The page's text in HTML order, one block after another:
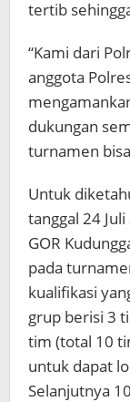
tertib
“Kami dari
anggota
dukungan
turnamen
Untuk
tanggal 24
GOR
pada
kualifikasi
grup berisi 3
tim (total 10
untuk dapat
Selanjutnya